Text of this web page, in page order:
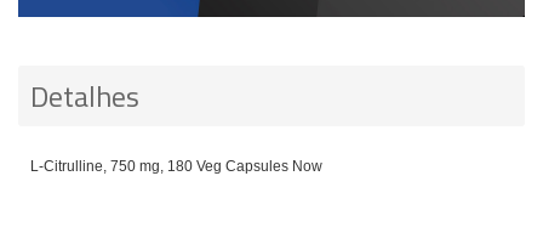
Detalhes
L-Citrulline, 750 mg, 180 Veg Capsules Now